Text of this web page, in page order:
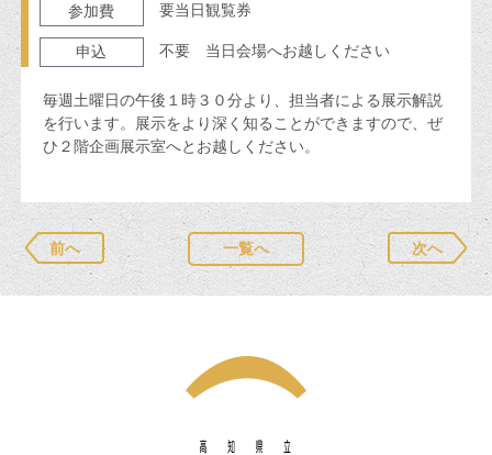
参加費 要当日観覧券
申込 不要 当日会場へお越しください
毎週土曜日の午後１時３０分より、担当者による展示解説
を行います。展示をより深く知ることができますので、ぜ
ひ２階企画展示室へとお越しください。
前へ 一覧へ 次へ